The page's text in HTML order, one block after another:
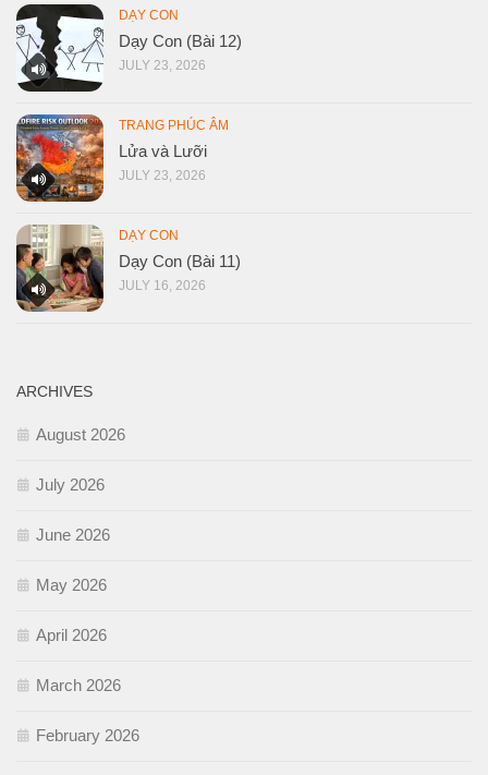
DẠY CON
Dạy Con (Bài 12)
JULY 23, 2026
TRANG PHÚC ÂM
Lửa và Lưỡi
JULY 23, 2026
DẠY CON
Dạy Con (Bài 11)
JULY 16, 2026
ARCHIVES
August 2026
July 2026
June 2026
May 2026
April 2026
March 2026
February 2026